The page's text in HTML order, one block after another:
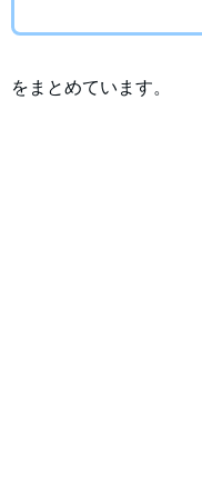
をまとめています。